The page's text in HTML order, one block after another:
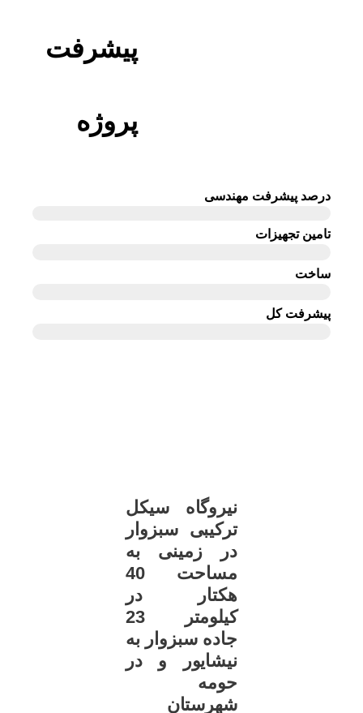
پیشرفت
پروژه
درصد پیشرفت مهندسی
تامین تجهیزات
ساخت
پیشرفت کل
نیروگاه سیکل
ترکیبی سبزوار
در زمینی به
مساحت 40
هکتار در
کیلومتر 23
جاده سبزوار به
نیشایور و در
حومه
شهرستان